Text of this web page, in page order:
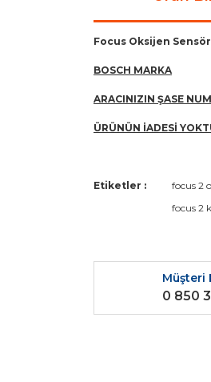
Focus Oksijen
BOSCH MARKA
ARACINIZIN ŞASE
ÜRÜNÜN İADESİ
Bu ürünün fiyat
Ürün
Ürün bilgilerinde
Etiketler : focus 2
focus 2
Müşteri
0 850